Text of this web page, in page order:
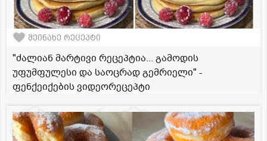
შეინახე რეცეპტი
"ძალიან მარტივი რეცეპტია... გამოდის
უფუმფულესი და საოცრად გემრიელი" -
ფენქეიქების ვიდეორეცეპტი